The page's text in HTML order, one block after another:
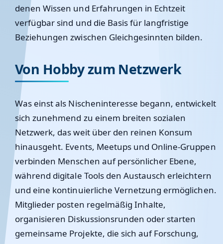
denen Wissen und Erfahrungen in Echtzeit
verfügbar sind und die Basis für langfristige
Beziehungen zwischen Gleichgesinnten bilden.
Von Hobby zum Netzwerk
Was einst als Nischeninteresse begann, entwickelt
sich zunehmend zu einem breiten sozialen
Netzwerk, das weit über den reinen Konsum
hinausgeht. Events, Meetups und Online-Gruppen
verbinden Menschen auf persönlicher Ebene,
während digitale Tools den Austausch erleichtern
und eine kontinuierliche Vernetzung ermöglichen.
Mitglieder posten regelmäßig Inhalte,
organisieren Diskussionsrunden oder starten
gemeinsame Projekte, die sich auf Forschung,